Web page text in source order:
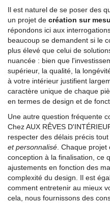
Il est naturel de se poser des
un projet de création sur
répondons ici aux
beaucoup se demandent si le
plus élevé que celui de
nuancée : bien que
supérieur, la qualité, la
à votre intérieur justifient
caractère unique de chaque
en termes de design et de
Une autre question fréquente
Chez AUX RÊVES
respecter des délais précis
et personnalisé . Chaque
conception à la finalisation, ce
ajustements en fonction des
complexité du design. Il est
comment entretenir au mieux
cela, nous fournissons des